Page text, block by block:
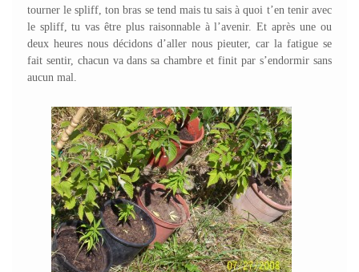
tourner le spliff, ton bras se tend mais tu sais à quoi t’en tenir avec
le spliff, tu vas être plus raisonnable à l’avenir. Et après une ou
deux heures nous décidons d’aller nous pieuter, car la fatigue se
fait sentir, chacun va dans sa chambre et finit par s’endormir sans
aucun mal.